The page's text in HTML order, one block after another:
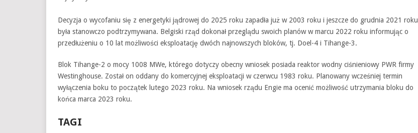
Decyzja o wycofaniu się z energetyki jądrowej do 2025 roku zapadła już w 2003 roku i jeszcze do grudnia 2021 roku
była stanowczo podtrzymywana. Belgiski rząd dokonał przeglądu swoich planów w marcu 2022 roku informując o
przedłużeniu o 10 lat możliwości eksploatację dwóch najnowszych bloków, tj. Doel-4 i Tihange-3.
Blok Tihange-2 o mocy 1008 MWe, którego dotyczy obecny wniosek posiada reaktor wodny ciśnieniowy PWR firmy
Westinghouse. Został on oddany do komercyjnej eksploatacji w czerwcu 1983 roku. Planowany wcześniej termin
wyłączenia boku to początek lutego 2023 roku. Na wniosek rządu Engie ma ocenić możliwość utrzymania bloku do
końca marca 2023 roku.
TAGI